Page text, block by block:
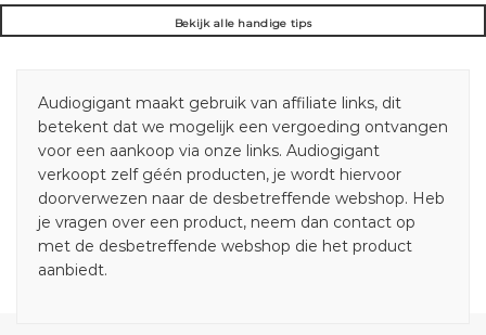
Bekijk alle handige tips
Audiogigant maakt gebruik van affiliate links, dit
betekent dat we mogelijk een vergoeding ontvangen
voor een aankoop via onze links. Audiogigant
verkoopt zelf géén producten, je wordt hiervoor
doorverwezen naar de desbetreffende webshop. Heb
je vragen over een product, neem dan contact op
met de desbetreffende webshop die het product
aanbiedt.